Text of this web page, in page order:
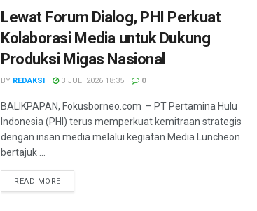
Lewat Forum Dialog, PHI Perkuat
Kolaborasi Media untuk Dukung
Produksi Migas Nasional
BY REDAKSI 3 JULI 2026 18:35 0
BALIKPAPAN, Fokusborneo.com – PT Pertamina Hulu
Indonesia (PHI) terus memperkuat kemitraan strategis
dengan insan media melalui kegiatan Media Luncheon
bertajuk ...
READ MOREDETAILS